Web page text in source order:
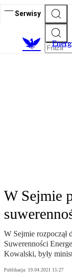
Serwisy
E
W Sejmie
W Sejmie rozpoczął
Suwerenności
Kowalski, były
Publikacja: 19.04.2021 15:27